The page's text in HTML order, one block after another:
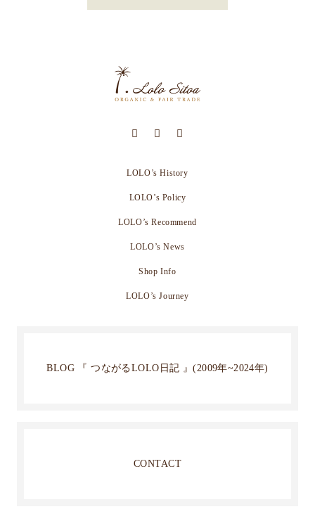
LOLO’s History
LOLO’s Policy
LOLO’s Recommend
LOLO’s News
Shop Info
LOLO’s Journey
BLOG 『 つながるLOLO日記 』(2009年~2024年)
CONTACT